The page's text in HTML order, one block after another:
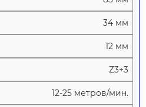
34 мм
12 мм
Z3+3
12-25 метров/мин.